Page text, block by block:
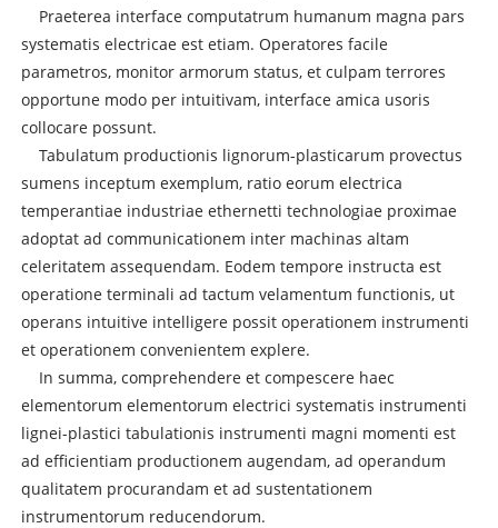
Praeterea interface computatrum humanum magna pars
systematis electricae est etiam. Operatores facile
parametros, monitor armorum status, et culpam terrores
opportune modo per intuitivam, interface amica usoris
collocare possunt.
Tabulatum productionis lignorum-plasticarum provectus
sumens inceptum exemplum, ratio eorum electrica
temperantiae industriae ethernetti technologiae proximae
adoptat ad communicationem inter machinas altam
celeritatem assequendam. Eodem tempore instructa est
operatione terminali ad tactum velamentum functionis, ut
operans intuitive intelligere possit operationem instrumenti
et operationem convenientem explere.
In summa, comprehendere et compescere haec
elementorum elementorum electrici systematis instrumenti
lignei-plastici tabulationis instrumenti magni momenti est
ad efficientiam productionem augendam, ad operandum
qualitatem procurandam et ad sustentationem
instrumentorum reducendorum.